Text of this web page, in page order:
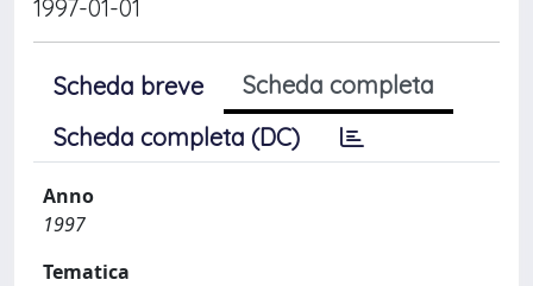
1997-01-01
Scheda breve
Scheda completa
Scheda completa (DC)
Anno
1997
Tematica